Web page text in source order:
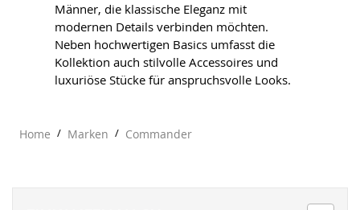
Männer, die klassische Eleganz mit
modernen Details verbinden möchten.
Neben hochwertigen Basics umfasst die
Kollektion auch stilvolle Accessoires und
luxuriöse Stücke für anspruchsvolle Looks.
Home / Marken / Commander